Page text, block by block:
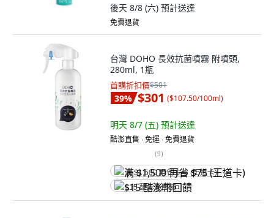
後天 8/8 (六) 預計送達
免費退貨
台灣 DOHO 長效抗菌噴霧 附噴頭,
280ml, 1瓶
首購折扣價$501
39% $301 ($107.50/100ml)
明天 8/7 (五) 預計送達
酷澎直售 ∙ 免運 ∙ 免費退貨
(9)
满 $1,500 再省 $75 (王道卡)
$15 酷澎幣回饋